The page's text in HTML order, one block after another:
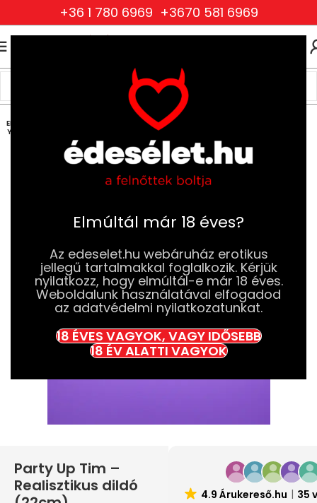
Elmúltál már 18 éves?
Az edeselet.hu webáruház erotikus
jellegű tartalmakkal foglalkozik. Kérjük
nyilatkozz, hogy elmúltál-e már 18 éves.
Weboldalunk használatával elfogadod
az adatvédelmi nyilatkozatunkat.
18 ÉVES VAGYOK, VAGY IDŐSEBB
18 ÉV ALATTI VAGYOK
+36 1 780 6969 +3670 581 6969
Szexjátékok Dildók
Realisztikus Dildók
ELFOG
YOTT
Party Up Tim –
Realisztikus dildó
4.9 Árukereső.hu 35